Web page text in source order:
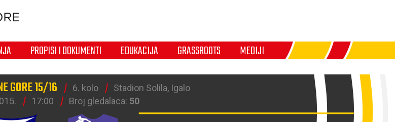
PROPISI I DOKUMENTI EDUKACIJA GRASSROOTS MEDIJI
GORE 15/16 6. kolo
Stadion Solila, Igalo
17:00 Broj gledalaca: 50